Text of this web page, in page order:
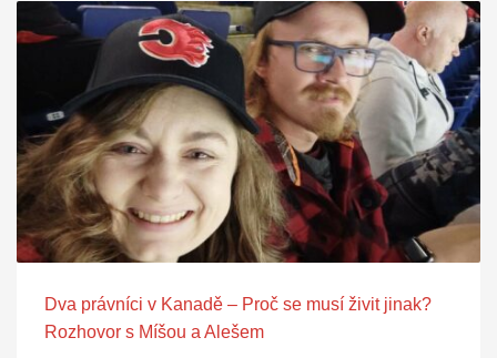
Dva právníci v Kanadě – Proč se musí živit jinak?
Rozhovor s Míšou a Alešem